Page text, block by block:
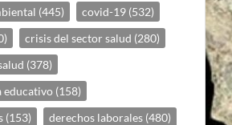
(445) covid-19 (532)
crisis del sector salud (280)
(378)
educativo (158)
(153) derechos laborales (480)